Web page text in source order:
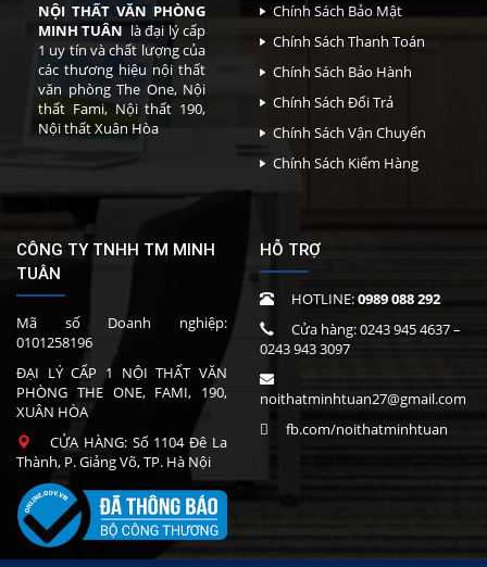
NỘI THẤT VĂN PHÒNG
MINH TUÂN là đại lý cấp
1 uy tín và chất lượng của
các thương hiệu nội thất
văn phòng The One, Nội
thất Fami, Nội thất 190,
Nội thất Xuân Hòa
Chính Sách Bảo Mật
Chính Sách Thanh Toán
Chính Sách Bảo Hành
Chính Sách Đổi Trả
Chính Sách Vận Chuyển
Chính Sách Kiểm Hàng
CÔNG TY TNHH TM MINH
TUÂN
Mã số Doanh nghiệp:
0101258196
ĐẠI LÝ CẤP 1 NỘI THẤT VĂN
PHÒNG THE ONE, FAMI, 190,
XUÂN HÒA
CỬA HÀNG: Số 1104 Đê La
Thành, P. Giảng Võ, TP. Hà Nội
HỖ TRỢ
HOTLINE:0989 088 292
Cửa hàng:0243 945 4637–
0243 943 3097
noithatminhtuan27@gmail.com
fb.com/noithatminhtuan